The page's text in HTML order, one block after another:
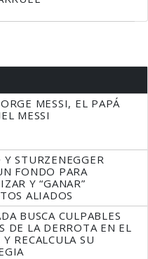
MESSI, EL PAPÁ
MESSI
Y STURZENEGGER
FONDO PARA
Y “GANAR”
ALIADOS
BUSCA CULPABLES
DE LA DERROTA EN EL
RECALCULA SU